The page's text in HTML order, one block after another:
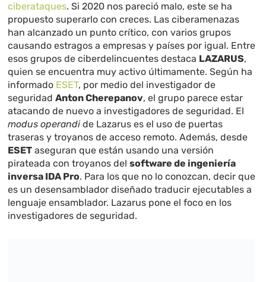
ciberataques. Si 2020 nos pareció malo, este se ha
propuesto superarlo con creces. Las ciberamenazas
han alcanzado un punto crítico, con varios grupos
causando estragos a empresas y países por igual. Entre
esos grupos de ciberdelincuentes destaca LAZARUS,
quien se encuentra muy activo últimamente. Según ha
informado ESET, por medio del investigador de
seguridadAnton Cherepanov, el grupo parece estar
atacando de nuevo a investigadores de seguridad. El
modus operandi de Lazarus es el uso de puertas
traseras y troyanos de acceso remoto. Además, desde
ESET aseguran que están usando una versión
pirateada con troyanos delsoftware de ingeniería
inversa IDA Pro. Para los que no lo conozcan, decir que
es un desensamblador diseñado traducir ejecutables a
lenguaje ensamblador. Lazarus pone el foco en los
investigadores de seguridad.